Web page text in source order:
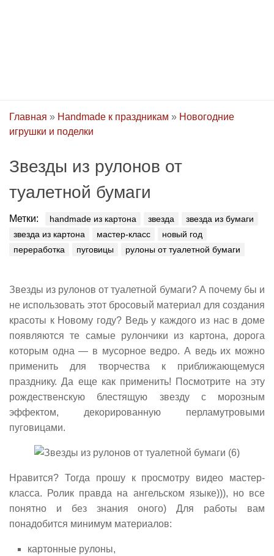
Главная » Handmade к праздникам » Новогодние
игрушки и поделки
Звезды из рулонов от
туалетной бумаги
Метки: handmade из картона звезда
звезда из бумаги
звезда из картона
мастер-класс
новый год
переработка
пуговицы рулоны от туалетной бумаги
Звезды из рулонов от туалетной бумаги? А почему бы и
не использовать этот бросовый материал для создания
красоты к Новому году? Ведь у каждого из нас в доме
появляются те самые рулончики из картона, дорога
которым одна — в мусорное ведро. А ведь их можно
применить для творчества к приближающемуся
празднику. Да еще как применить! Посмотрите на эту
рождественскую блестящую звезду с морозным
эффектом, декорированную перламутровыми
пуговицами.
Нравится? Тогда прошу к просмотру видео мастер-
класса. Ролик правда на ангельском языке))), но все
понятно и без знания оного) Для работы вам
понадобится минимум материалов:
картонные рулоны,